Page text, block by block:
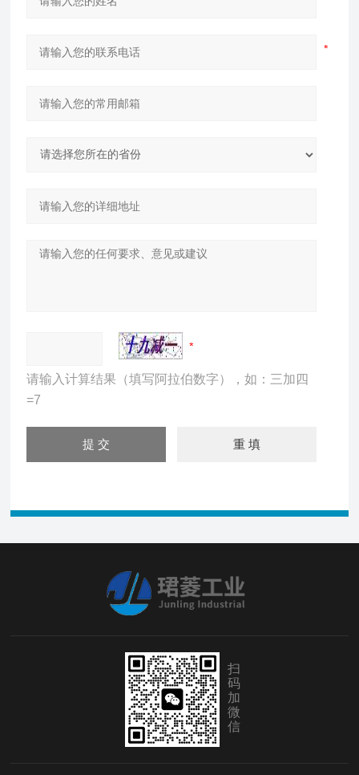
请输入计算结果（填写阿拉伯数字），如：三加四
=7
扫
码
加
微
信